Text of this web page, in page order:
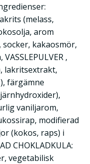
(melass,
arom
kakaosmör,
,
lakritsextrakt,
färgämne
vaniljarom,
modifierad
(kokos, raps) i
CHOKLADKULA:
vegetabilisk